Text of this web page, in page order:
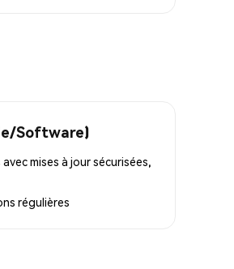
Software)
mises à jour sécurisées,
régulières